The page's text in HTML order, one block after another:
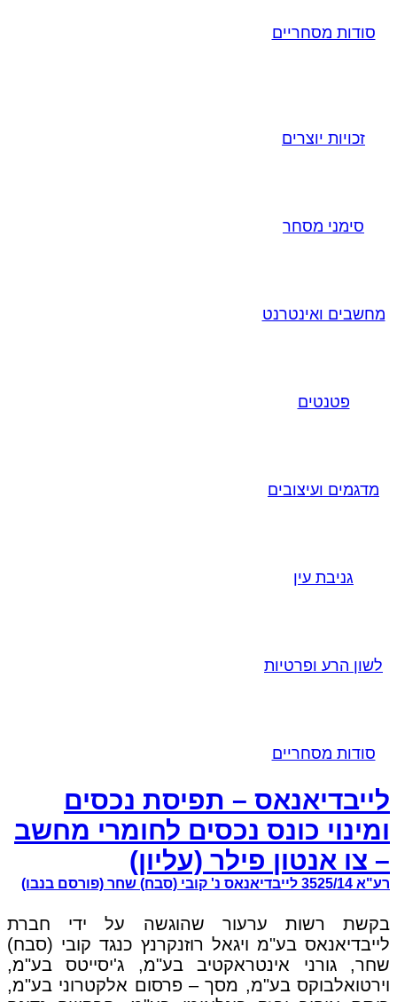
סודות מסחריים
זכויות יוצרים
סימני מסחר
מחשבים ואינטרנט
פטנטים
מדגמים ועיצובים
גניבת עין
לשון הרע ופרטיות
סודות מסחריים
לייבדיאנאס – תפיסת נכסים
ומינוי כונס נכסים לחומרי מחשב
– צו אנטון פילר (עליון)
רע"א 3525/14 לייבדיאנאס נ' קובי (סבח) שחר (פורסם בנבו)
בקשת רשות ערעור שהוגשה על ידי חברת
לייבדיאנאס בע"מ ויגאל רוזנקרנץ כנגד קובי (סבח)
שחר, גורני אינטראקטיב בע"מ, ג'יסייטס בע"מ,
וירטואלבוקס בע"מ, מסך – פרסום אלקטרוני בע"מ,